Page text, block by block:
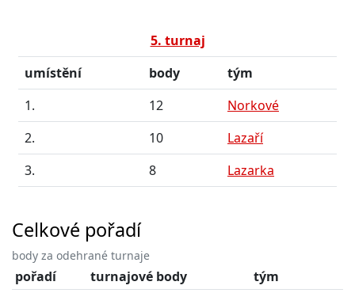
5. turnaj
umístění
body
tým
1.
12
Norkové
2.
10
Lazaří
3.
8 Lazarka
Celkové pořadí
body za odehrané turnaje
pořadí turnajové body
tým